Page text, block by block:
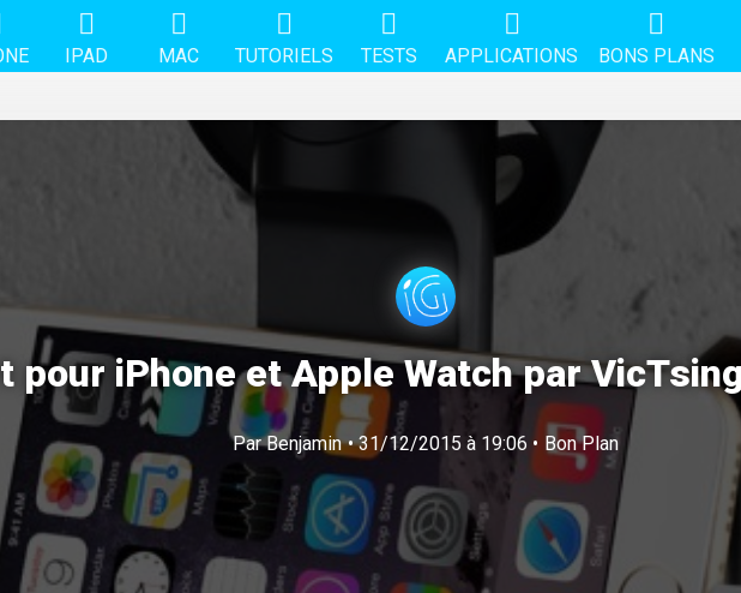
IPAD MAC TUTORIELS TESTS APPLICATIONS BONS PLANS
pour iPhone et Apple Watch par
ParBenjamin • 31/12/2015 à 19:06 • Bon Plan